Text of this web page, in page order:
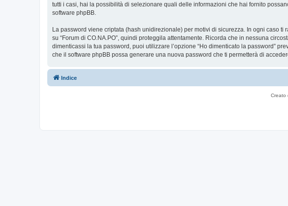
tutti i casi, hai la possibilità di selezionare quali delle informazioni che hai fornito
software phpBB.
La password viene criptata (hash unidirezionale) per motivi di sicurezza. In ogni caso
su “Forum di CO.NA.PO”, quindi proteggila attentamente. Ricorda che in nessuna
dimenticassi la tua password, puoi utilizzare l’opzione “Ho dimenticato la password”
che il software phpBB possa generare una nuova password che ti permetterà di
Indice
Creato